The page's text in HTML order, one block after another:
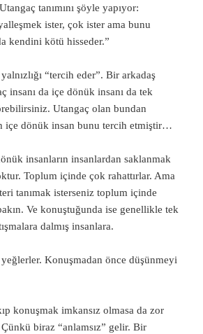
tanımını şöyle yapıyor:
ister, çok ister ama bunu
kendini kötü hisseder.”
“tercih eder”. Bir arkadaş
insanı da içe dönük insanı da tek
Utangaç olan bundan
içe dönük insan bunu tercih etmiştir…
insanların insanlardan saklanmak
Toplum içinde çok rahattırlar. Ama
tanımak isterseniz toplum içinde
Ve konuştuğunda ise genellikle tek
dalmış insanlara.
yeğlerler. Konuşmadan önce düşünmeyi
konuşmak imkansız olmasa da zor
biraz “anlamsız” gelir. Bir